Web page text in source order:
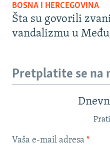
BOSNA I HERCEGOVINA
Šta su govorili
vandalizmu u
Pretplatite se na
Vaša e-mail adresa *